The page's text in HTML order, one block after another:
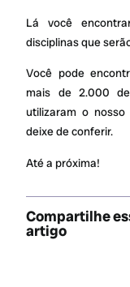
Lá você
disciplinas que
Você pode
mais de 2.000
utilizaram o
deixe de conferir.
Até a próxima!
Compartilhe
artigo